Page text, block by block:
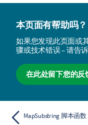
本页面有帮助吗？
如果您发现此页面或
骤或技术错误 – 请告
在此处留下您的反
MapSubstring 脚本函数